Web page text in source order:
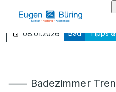
08.01.2026 Bad Tipps
⸺ Badezimmer